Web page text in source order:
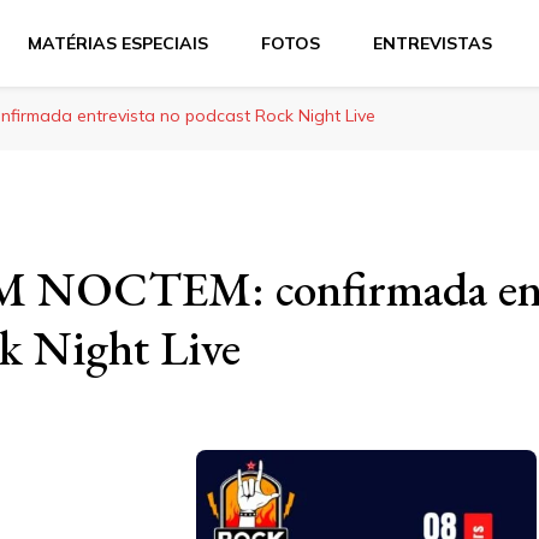
MATÉRIAS ESPECIAIS FOTOS ENTREVISTAS
entrevista no podcast Rock Night Live
confirmada
Night Live